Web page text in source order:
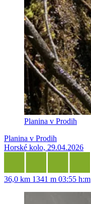
Planina v Prodih
Planina v Prodih
Horské kolo, 29.04.2026
36,0 km 1341 m 03:55 h:m